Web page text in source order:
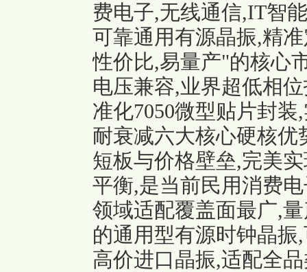
费电子,无线通信,IT智
可靠通用有源晶振,精
性价比,易量产"的核心
电压兼容,业界超低相
准化7050微型贴片封
耐衰减六大核心硬核
短板与价格壁垒,完美
平衡,是当前民用消费
领域适配覆盖面最广,
的通用型有源时钟晶
高价进口晶振,适配全